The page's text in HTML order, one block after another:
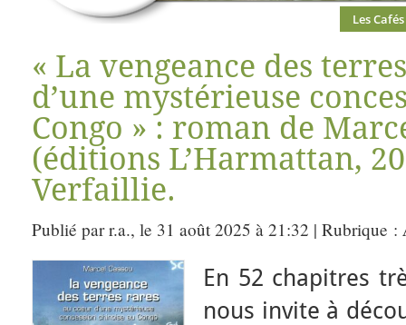
Les Cafés
« La vengeance des
d’une mystérieuse
Congo » : roman de
(éditions L’Harmattan,
Verfaillie.
Publié par r.a., le 31 août 2025 à 21:32 | Rubrique :
En 52 chapitres
nous invite à